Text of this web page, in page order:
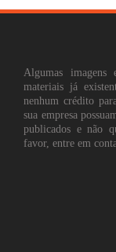
Algumas imagens
materiais já
nenhum crédito
sua empresa
publicados e não
favor, entre em